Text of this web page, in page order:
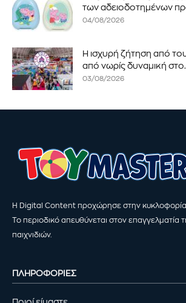
των αδειοδοτημένων
04/08/2026
Η ισχυρή ζήτηση από
από νωρίς δυναμική
03/08/2026
Η Digital Content προχώρησε στην κυκλοφορία
Το περιοδικό απευθύνεται στον επαγγελματία
παιχνιδιών.
ΠΛΗΡΟΦΟΡΙΕΣ